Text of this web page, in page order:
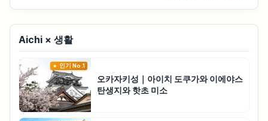
Aichi × 생활
인기 No.1
오카자키성｜아이치 도쿠가와 이에야스
탄생지와 핫초 미소